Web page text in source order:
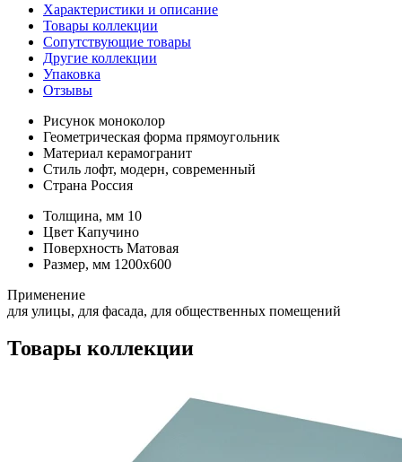
Характеристики и описание
Товары коллекции
Сопутствующие товары
Другие коллекции
Упаковка
Отзывы
Рисунок моноколор
Геометрическая форма прямоугольник
Материал керамогранит
Стиль лофт, модерн, современный
Страна Россия
Толщина, мм 10
Цвет Капучино
Поверхность Матовая
Размер, мм 1200х600
Применение
для улицы, для фасада, для общественных помещений
Товары коллекции